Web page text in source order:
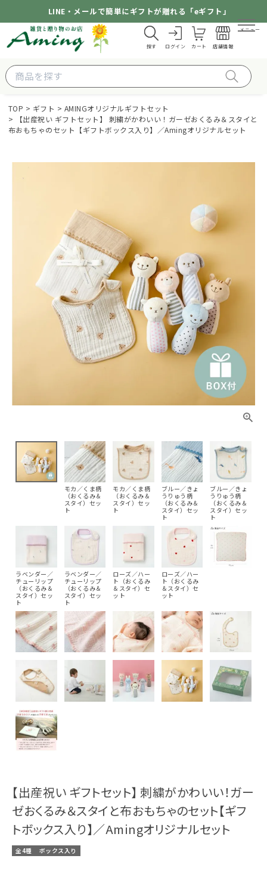
LINE・メールで簡単にギフトが贈れる「eギフト」
探す ログイン カート 店舗情報
メニュー
TOP ギフト
AMINGオリジナルギフトセット
【出産祝い ギフトセット】 刺繍がかわいい！ガーゼおくるみ＆スタイと
布おもちゃのセット【ギフトボックス入り】／Amingオリジナルセット
モカ／くま柄
（おくるみ＆
スタイ）セッ
ト
モカ／くま柄
（おくるみ＆
スタイ）セッ
ト
ブルー／きょ
うりゅう柄
（おくるみ＆
スタイ）セッ
ト
ブルー／きょ
うりゅう柄
（おくるみ＆
スタイ）セッ
ト
ラベンダー／
チューリップ
（おくるみ＆
スタイ）セッ
ト
ラベンダー／
チューリップ
（おくるみ＆
スタイ）セッ
ト
ローズ／ハー
ト（おくるみ
＆スタイ）セ
ット
ローズ／ハー
ト（おくるみ
＆スタイ）セ
ット
【出産祝い ギフトセット】 刺繍がかわいい！ガー
ゼおくるみ＆スタイと布おもちゃのセット【ギフ
トボックス入り】／Amingオリジナルセット
全4種 ボックス入り